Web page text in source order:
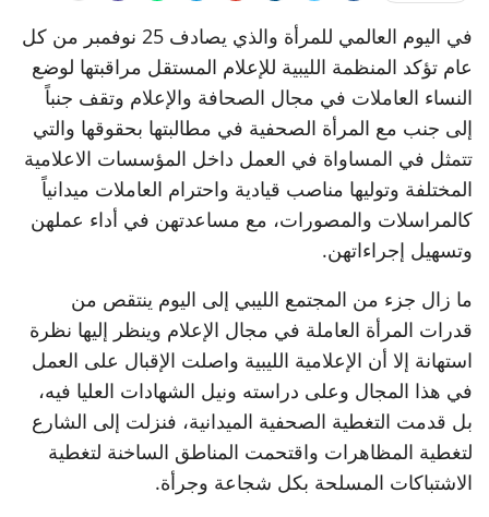
في اليوم العالمي للمرأة والذي يصادف 25 نوفمبر من كل
عام تؤكد المنظمة الليبية للإعلام المستقل مراقبتها لوضع
النساء العاملات في مجال الصحافة والإعلام وتقف جنباً
إلى جنب مع المرأة الصحفية في مطالبتها بحقوقها والتي
تتمثل في المساواة في العمل داخل المؤسسات الاعلامية
المختلفة وتوليها مناصب قيادية واحترام العاملات ميدانياً
كالمراسلات والمصورات، مع مساعدتهن في أداء عملهن
وتسهيل إجراءاتهن.
ما زال جزء من المجتمع الليبي إلى اليوم ينتقص من
قدرات المرأة العاملة في مجال الإعلام وينظر إليها نظرة
استهانة إلا أن الإعلامية الليبية واصلت الإقبال على العمل
في هذا المجال وعلى دراسته ونيل الشهادات العليا فيه،
بل قدمت التغطية الصحفية الميدانية، فنزلت إلى الشارع
لتغطية المظاهرات واقتحمت المناطق الساخنة لتغطية
الاشتباكات المسلحة بكل شجاعة وجرأة.